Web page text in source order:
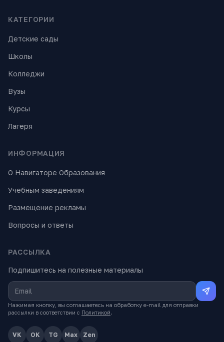
КАТЕГОРИИ
Детские сады
Школы
Колледжи
Вузы
Курсы
Лагеря
ИНФОРМАЦИЯ
О Навигаторе Образования
Учебным заведениям
Размещение рекламы
Вопросы и ответы
РАССЫЛКА
Подпишитесь на полезные материалы
Нажимая кнопку, вы соглашаетесь на обработку e-mail для отправки
рассылки в соответствии с Политикой.
VK OK TG Max Zen